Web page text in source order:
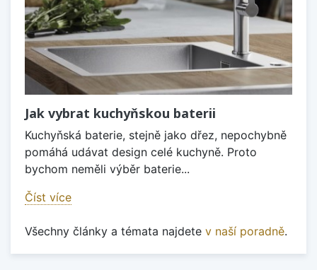
Jak vybrat kuchyňskou baterii
Kuchyňská baterie, stejně jako dřez, nepochybně
pomáhá udávat design celé kuchyně. Proto
bychom neměli výběr baterie...
Číst více
Všechny články a témata najdete v naší poradně.